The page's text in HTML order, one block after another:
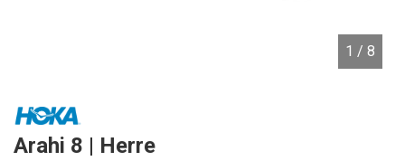
1 / 8
Arahi 8 | Herre